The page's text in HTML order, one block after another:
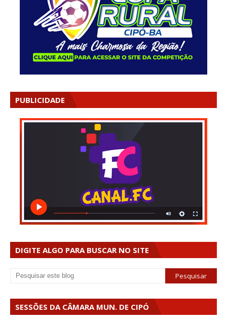
PUBLICIDADE
DIGITE ALGO PARA BUSCAR NO SITE
SESSÕES DA CÂMARA MUN. DE CIPÓ